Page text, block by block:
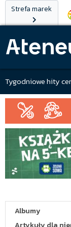
Strefa marek
Tygodniowe hity
Albumy